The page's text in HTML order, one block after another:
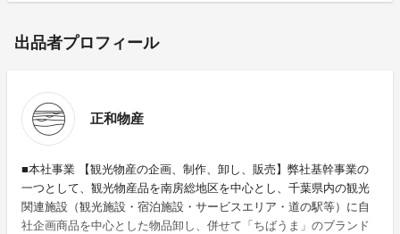
出品者プロフィール
正和物産
■本社事業 【観光物産の企画、制作、卸し、販売】弊社基幹事業の
一つとして、観光物産品を南房総地区を中心とし、千葉県内の観光
関連施設（観光施設・宿泊施設・サービスエリア・道の駅等）に自
社企画商品を中心とした物品卸し、併せて「ちばうま」のブランド